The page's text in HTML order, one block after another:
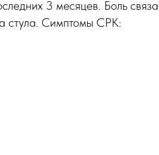
3 месяцев. Боль
стула. Симптомы СРК: